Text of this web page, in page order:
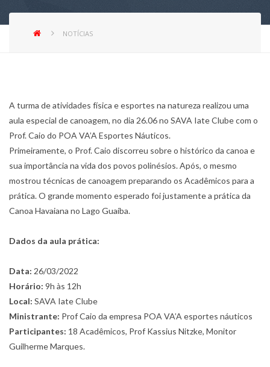
NOTÍCIAS
A turma de atividades física e esportes na natureza realizou uma
aula especial de canoagem, no dia 26.06 no SAVA Iate Clube com o
Prof. Caio do POA VA’A Esportes Náuticos.
Primeiramente, o Prof. Caio discorreu sobre o histórico da canoa e
sua importância na vida dos povos polinésios. Após, o mesmo
mostrou técnicas de canoagem preparando os Acadêmicos para a
prática. O grande momento esperado foi justamente a prática da
Canoa Havaiana no Lago Guaíba.
Dados da aula prática:
Data: 26/03/2022
Horário: 9h às 12h
Local: SAVA Iate Clube
Ministrante: Prof Caio da empresa POA VA’A esportes náuticos
Participantes: 18 Acadêmicos, Prof Kassius Nitzke, Monitor
Guilherme Marques.